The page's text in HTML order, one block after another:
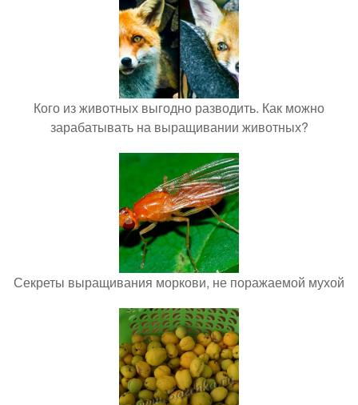
Кого из животных выгодно разводить. Как можно
зарабатывать на выращивании животных?
Секреты выращивания моркови, не поражаемой мухой